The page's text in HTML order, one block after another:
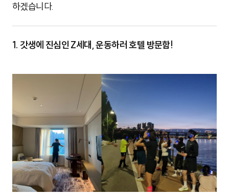
하겠습니다.
1. 갓생에 진심인 Z세대, 운동하러 호텔 방문함!